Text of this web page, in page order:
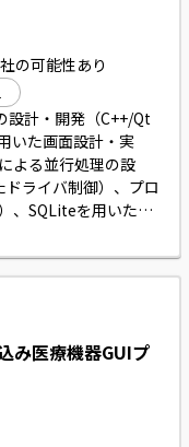
の可能性あり
設計・開発（C++/Qt
いた画面設計・実
よる並行処理の設
ライバ制御）、プロ
、SQLiteを用いたデ
ら結合テストまで
み医療機器GUIプ